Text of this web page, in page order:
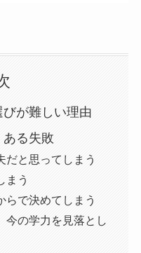
が難しい理由
る失敗
だと思ってしまう
まう
らで決めてしまう
今の学力を見落とし